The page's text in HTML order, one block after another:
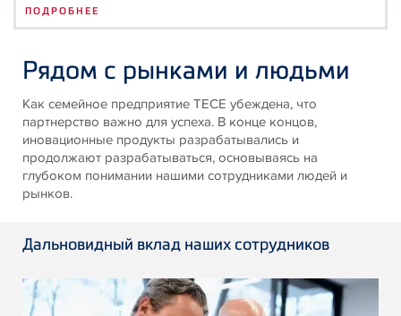
ПОДРОБНЕЕ
Рядом с рынками и людьми
Как семейное предприятие TECE убеждена, что
партнерство важно для успеха. В конце концов,
иновационные продукты разрабатывались и
продолжают разрабатываться, основываясь на
глубоком понимании нашими сотрудниками людей и
рынков.
Дальновидный вклад наших сотрудников